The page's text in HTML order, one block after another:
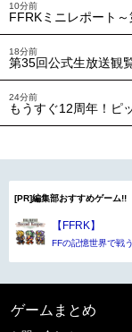
10分前
FFRKミニレポート～
18分前
第35回公式生放送観
24分前
もうすぐ12周年！ピ
[PR]編集部おすすめゲーム!!
【FFRK】
FFの記憶世界で戦
ゲームまとめ